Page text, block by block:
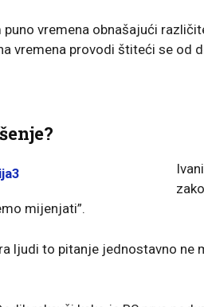
puno vremena obnašajući
vremena provodi štiteći se od
mijenjati”.
ljudi to pitanje jednostavno ne